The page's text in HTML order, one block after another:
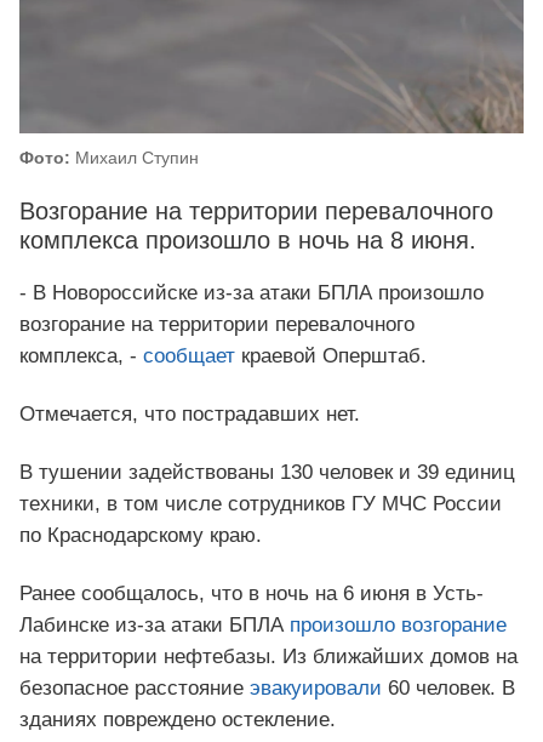
Фото: Михаил Ступин
Возгорание на территории перевалочного
комплекса произошло в ночь на 8 июня.
- В Новороссийске из-за атаки БПЛА произошло
возгорание на территории перевалочного
комплекса, - сообщает краевой Оперштаб.
Отмечается, что пострадавших нет.
В тушении задействованы 130 человек и 39 единиц
техники, в том числе сотрудников ГУ МЧС России
по Краснодарскому краю.
Ранее сообщалось, что в ночь на 6 июня в Усть-
Лабинске из-за атаки БПЛА произошло возгорание
на территории нефтебазы. Из ближайших домов на
безопасное расстояние эвакуировали 60 человек. В
зданиях повреждено остекление.